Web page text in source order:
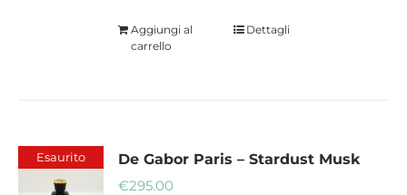
Aggiungi al
carrello
Dettagli
Esaurito
De Gabor Paris – Stardust Musk
€295.00